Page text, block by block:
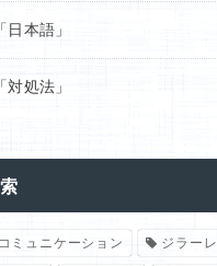
本語」
処法」
コミュニケーション ジラーレ